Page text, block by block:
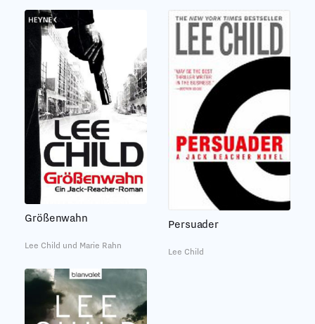
Größenwahn
Lee Child und Marie Rahn
Persuader
Lee Child